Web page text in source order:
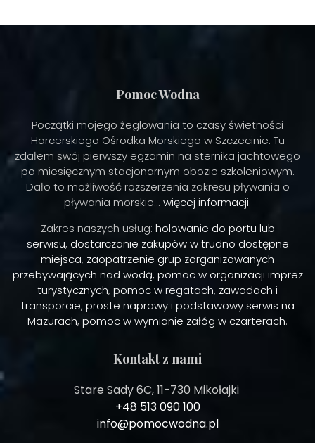
Pomoc Wodna
Początki mojego żeglowania to czasy świetności
Harcerskiego Ośrodka Morskiego w Szczecinie. Tu
zdałem swój pierwszy egzamin na sternika jachtowego
po miesięcznym stacjonarnym obozie szkoleniowym.
Dało to możliwość rozszerzenia zakresu pływania o
pływania morskie... więcej informacji.
Zakres naszych usług: holowanie do portu lub
serwisu, dostarczanie zakupów w trudno dostępne
miejsca, zaopatrzenie grup zorganizowanych
przebywających nad wodą, pomoc w organizacji imprez
turystycznych, pomoc w regatach, zawodach i
transporcie, proste naprawy i podstawowy serwis na
Mazurach, pomoc w wymianie załóg w czarterach.
Kontakt z nami
Stare Sady 6C, 11-730 Mikołajki
+48 513 090 100
info@pomocwodna.pl